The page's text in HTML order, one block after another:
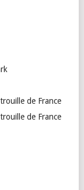
de France
de France